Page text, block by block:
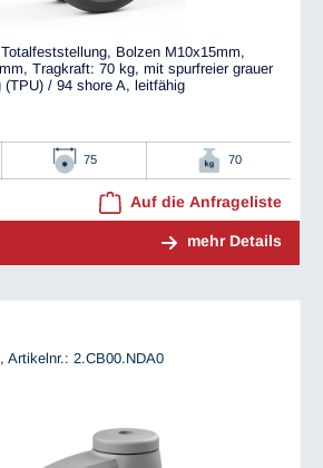
Bolzen M10x15mm,
Tragkraft: 70 kg, mit spurfreier grauer
(TPU) / 94 shore A, leitfähig
75 70
Auf die Anfrageliste
mehr Details
Artikelnr.: 2.CB00.NDA0